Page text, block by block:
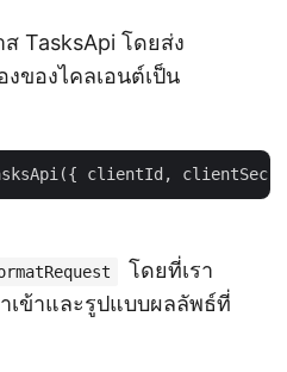
TasksApi โดยส่ง
ของไคลเอนต์เป็น
โดยที่เรา
เข้าและรูปแบบผลลัพธ์ที่